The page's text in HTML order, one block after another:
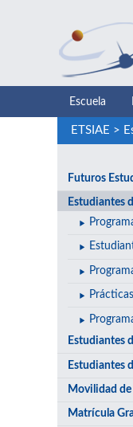
Escuela
ETSIAE >
Futuros
Estudiantes
Estudiantes
Estudiantes
Movilidad
Matrícula